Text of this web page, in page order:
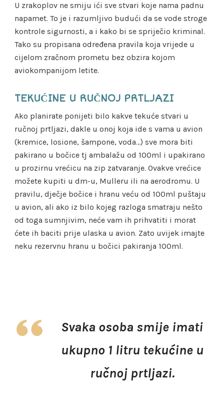
U zrakoplov ne smiju ići sve stvari koje nama padnu
napamet. To je i razumljivo budući da se vode stroge
kontrole sigurnosti, a i kako bi se spriječio kriminal.
Tako su propisana određena pravila koja vrijede u
cijelom zračnom prometu bez obzira kojom
aviokompanijom letite.
TEKUĆINE U RUČNOJ PRTLJAZI
Ako planirate ponijeti bilo kakve tekuće stvari u
ručnoj prtljazi, dakle u onoj koja ide s vama u avion
(kremice, losione, šampone, voda…) sve mora biti
pakirano u bočice tj ambalažu od 100ml i upakirano
u prozirnu vrećicu na zip zatvaranje. Ovakve vrećice
možete kupiti u dm-u, Mulleru ili na aerodromu. U
pravilu, dječje bočice i hranu veću od 100ml puštaju
u avion, ali ako iz bilo kojeg razloga smatraju nešto
od toga sumnjivim, neće vam ih prihvatiti i morat
ćete ih baciti prije ulaska u avion. Zato uvijek imajte
neku rezervnu hranu u bočici pakiranja 100ml.
Svaka osoba smije imati
ukupno 1 litru tekućine u
ručnoj prtljazi.